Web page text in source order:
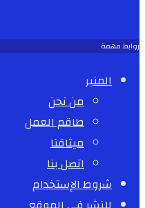
روابط مهمة
المنبر
من نحن
طاقم العمل
ميثاقنا
اتصل بنا
شروط الإستخدام